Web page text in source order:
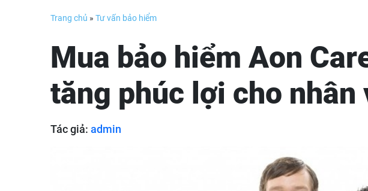
Trang chủ » Tư vấn bảo hiểm
Mua bảo hiểm Aon
tăng phúc lợi cho nhân
Tác giả: admin